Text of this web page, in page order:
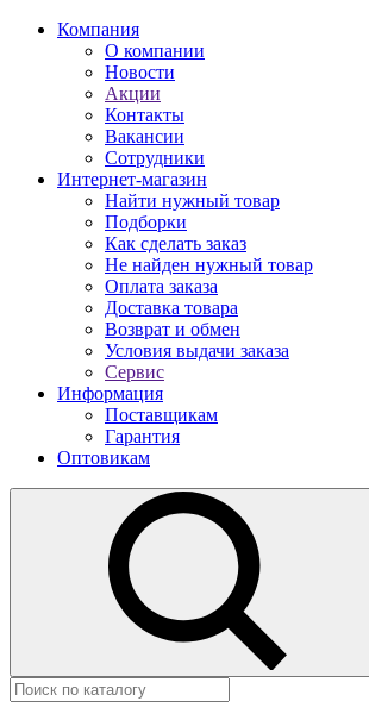
Компания
О компании
Новости
Акции
Контакты
Вакансии
Сотрудники
Интернет-магазин
Найти нужный товар
Подборки
Как сделать заказ
Не найден нужный товар
Оплата заказа
Доставка товара
Возврат и обмен
Условия выдачи заказа
Сервис
Информация
Поставщикам
Гарантия
Оптовикам